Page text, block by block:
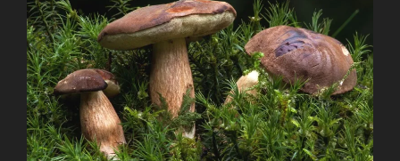
rouge
[Neoboletus
erythropus] »